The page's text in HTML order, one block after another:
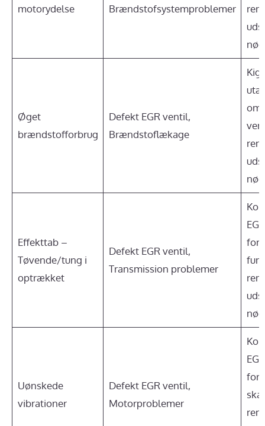
motorydelse
Brændstofsystemproblemer
Øget
brændstofforbrug
Defekt EGR ventil,
Brændstoflækage
Kig
Effekttab –
Tøvende/tung i
optrækket
Defekt EGR ventil,
Transmission problemer
for
Uønskede
vibrationer
Defekt EGR ventil,
Motorproblemer
for